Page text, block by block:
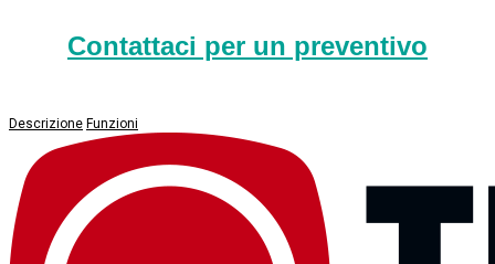
Contattaci per un preventivo
Descrizione Funzioni